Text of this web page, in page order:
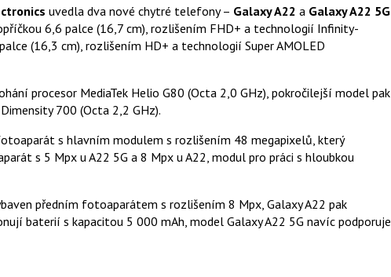
uvedla dva nové chytré telefony – Galaxy A22 a Galaxy A22 5G
6,6 palce (16,7 cm), rozlišením FHD+ a technologií Infinity-
(16,3 cm), rozlišením HD+ a technologií Super AMOLED
procesor MediaTek Helio G80 (Octa 2,0 GHz), pokročilejší model pak
700 (Octa 2,2 GHz).
s hlavním modulem s rozlišením 48 megapixelů, který
s 5 Mpx u A22 5G a 8 Mpx u A22, modul pro práci s hloubkou
předním fotoaparátem s rozlišením 8 Mpx, Galaxy A22 pak
baterií s kapacitou 5 000 mAh, model Galaxy A22 5G navíc podporuje